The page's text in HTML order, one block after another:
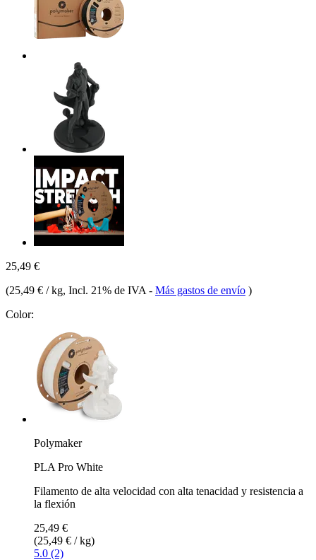
25,49 €
(25,49 € / kg, Incl. 21% de IVA - Más gastos de envío )
Color:
Polymaker
PLA Pro White
Filamento de alta velocidad con alta tenacidad y resistencia a
la flexión
25,49 €
(25,49 € / kg)
5.0 (2)